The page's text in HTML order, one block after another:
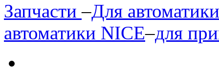
Запчасти–Для
автоматики NICE–для